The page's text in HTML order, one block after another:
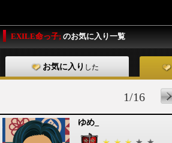
EXILE命っ子; のお気に入り一覧
お気に入り した
1/16
ゆめ_